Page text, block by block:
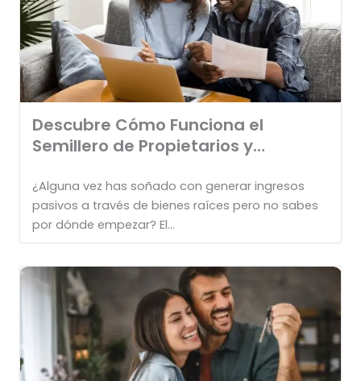
Descubre Cómo Funciona el
Semillero de Propietarios y
¿Alguna vez has soñado con generar ingresos
pasivos a través de bienes raíces pero no sabes
por dónde empezar? El...